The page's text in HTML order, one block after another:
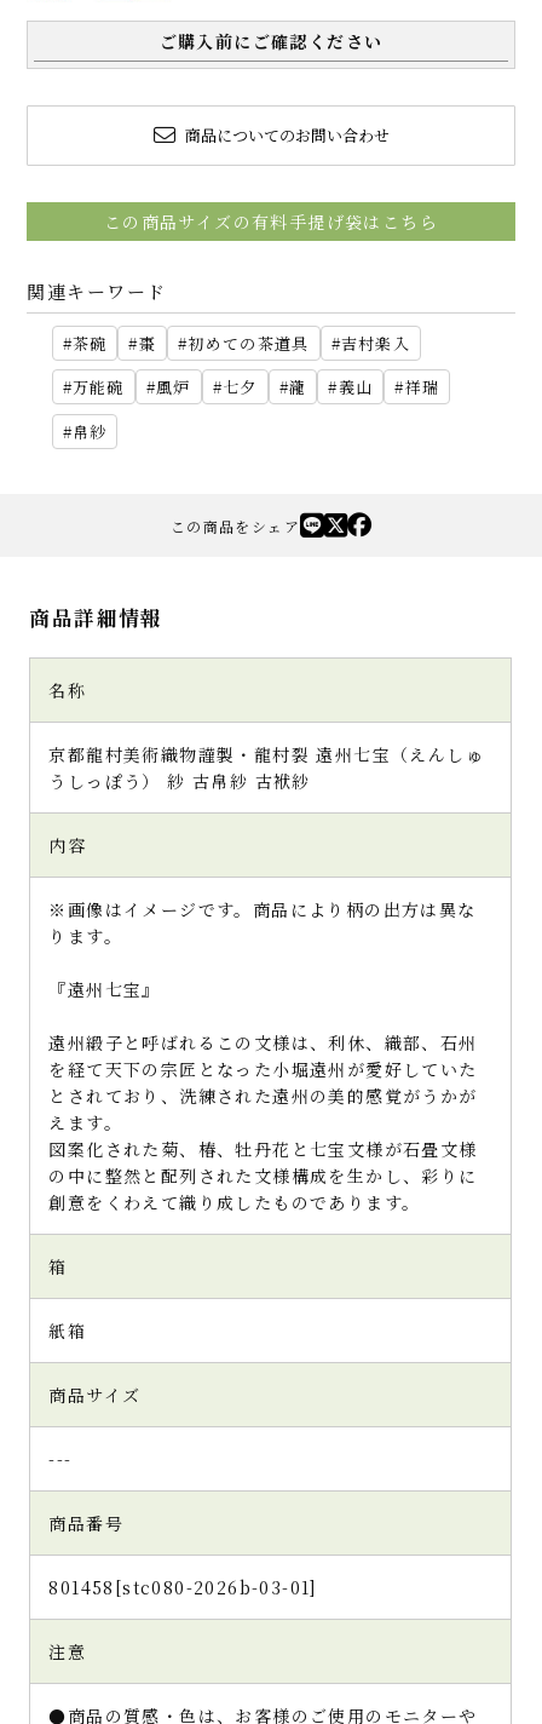
ご購入前にご確認ください
商品についてのお問い合わせ
この商品サイズの有料手提げ袋はこちら
関連キーワード
茶碗 棗 初めての茶道具
吉村楽入
万能碗
風炉 七夕 瀧 義山
祥瑞
帛紗
この商品をシェア
商品詳細情報
名称
京都龍村美術織物謹製・龍村裂 遠州七宝（えんしゅ
うしっぽう） 紗 古帛紗 古袱紗
内容
※画像はイメージです。商品により柄の出方は異な
ります。
『遠州七宝』
遠州緞子と呼ばれるこの文様は、利休、織部、石州
を経て天下の宗匠となった小堀遠州が愛好していた
とされており、洗練された遠州の美的感覚がうかが
えます。
図案化された菊、椿、牡丹花と七宝文様が石畳文様
の中に整然と配列された文様構成を生かし、彩りに
創意をくわえて織り成したものであります。
箱
紙箱
商品サイズ
---
商品番号
801458[stc080-2026b-03-01]
注意
●商品の質感・色は、お客様のご使用のモニターや